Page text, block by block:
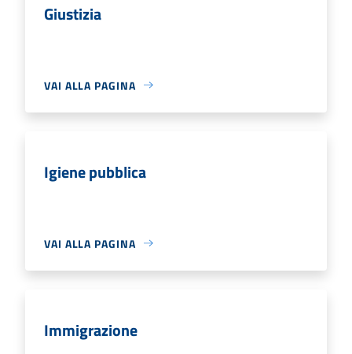
Giustizia
VAI ALLA PAGINA
Igiene pubblica
VAI ALLA PAGINA
Immigrazione